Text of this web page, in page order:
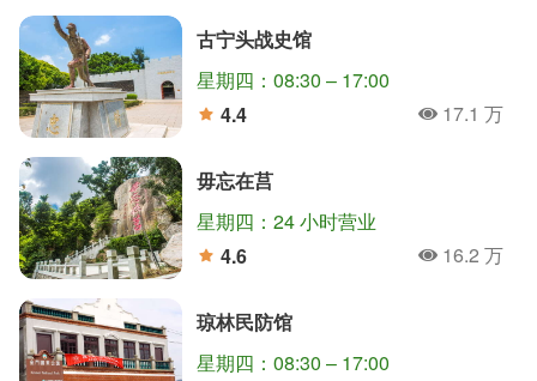
古宁头战史馆
星期四：08:30 – 17:00
4.4
人氣17.1 万
毋忘在莒
星期四：24 小时营业
4.6
人氣16.2 万
琼林民防馆
星期四：08:30 – 17:00